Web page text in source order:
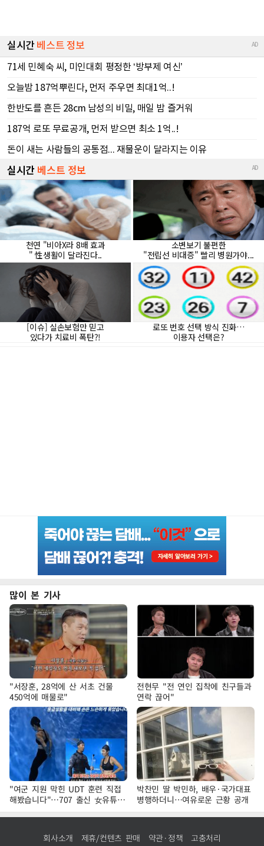
많이 본 기사
"서장훈, 28억에 산 서초 건물
450억에 매물로"
전현무 "전 연인 집착에 친구들과
연락 끊어"
"여군 지원 막힌 UDT 훈련 직접
해봤습니다"…707 출신 女유튜버
'완벽 소화'
박찬민 딸 박민하, 배우·국가대표
병행하더니…여유로운 근황 공개
회사소개 제휴/컨텐츠 판매 약관·정책 고충처리